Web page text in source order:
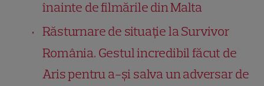
înainte de filmările din Malta
Răsturnare de situație la Survivor
România. Gestul incredibil făcut de
Aris pentru a-și salva un adversar de